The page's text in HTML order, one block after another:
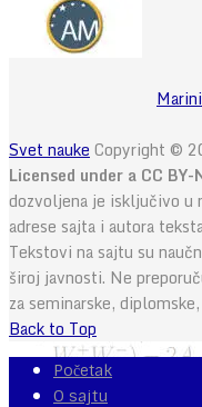
Svet nauke Copyright ©
Licensed under a CC BY-
dozvoljena je isključivo u
adrese sajta i autora
Tekstovi na sajtu su
široj javnosti. Ne
za seminarske,
Back to Top
Početak
O sajtu